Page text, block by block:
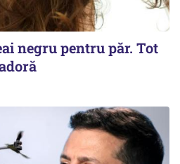
negru pentru păr. Tot